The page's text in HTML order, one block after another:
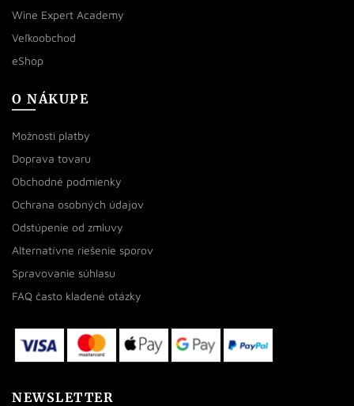
Wine Expert Academy
Veľkoobchod
eShop
O NÁKUPE
Možnosti platby
Doprava tovaru
Obchodné podmienky
Ochrana osobných údajov
Odstúpenie od zmluvy
Alternatívne riešenie sporov
Spravovanie súhlasu
FAQ často kladené otázky
NEWSLETTER